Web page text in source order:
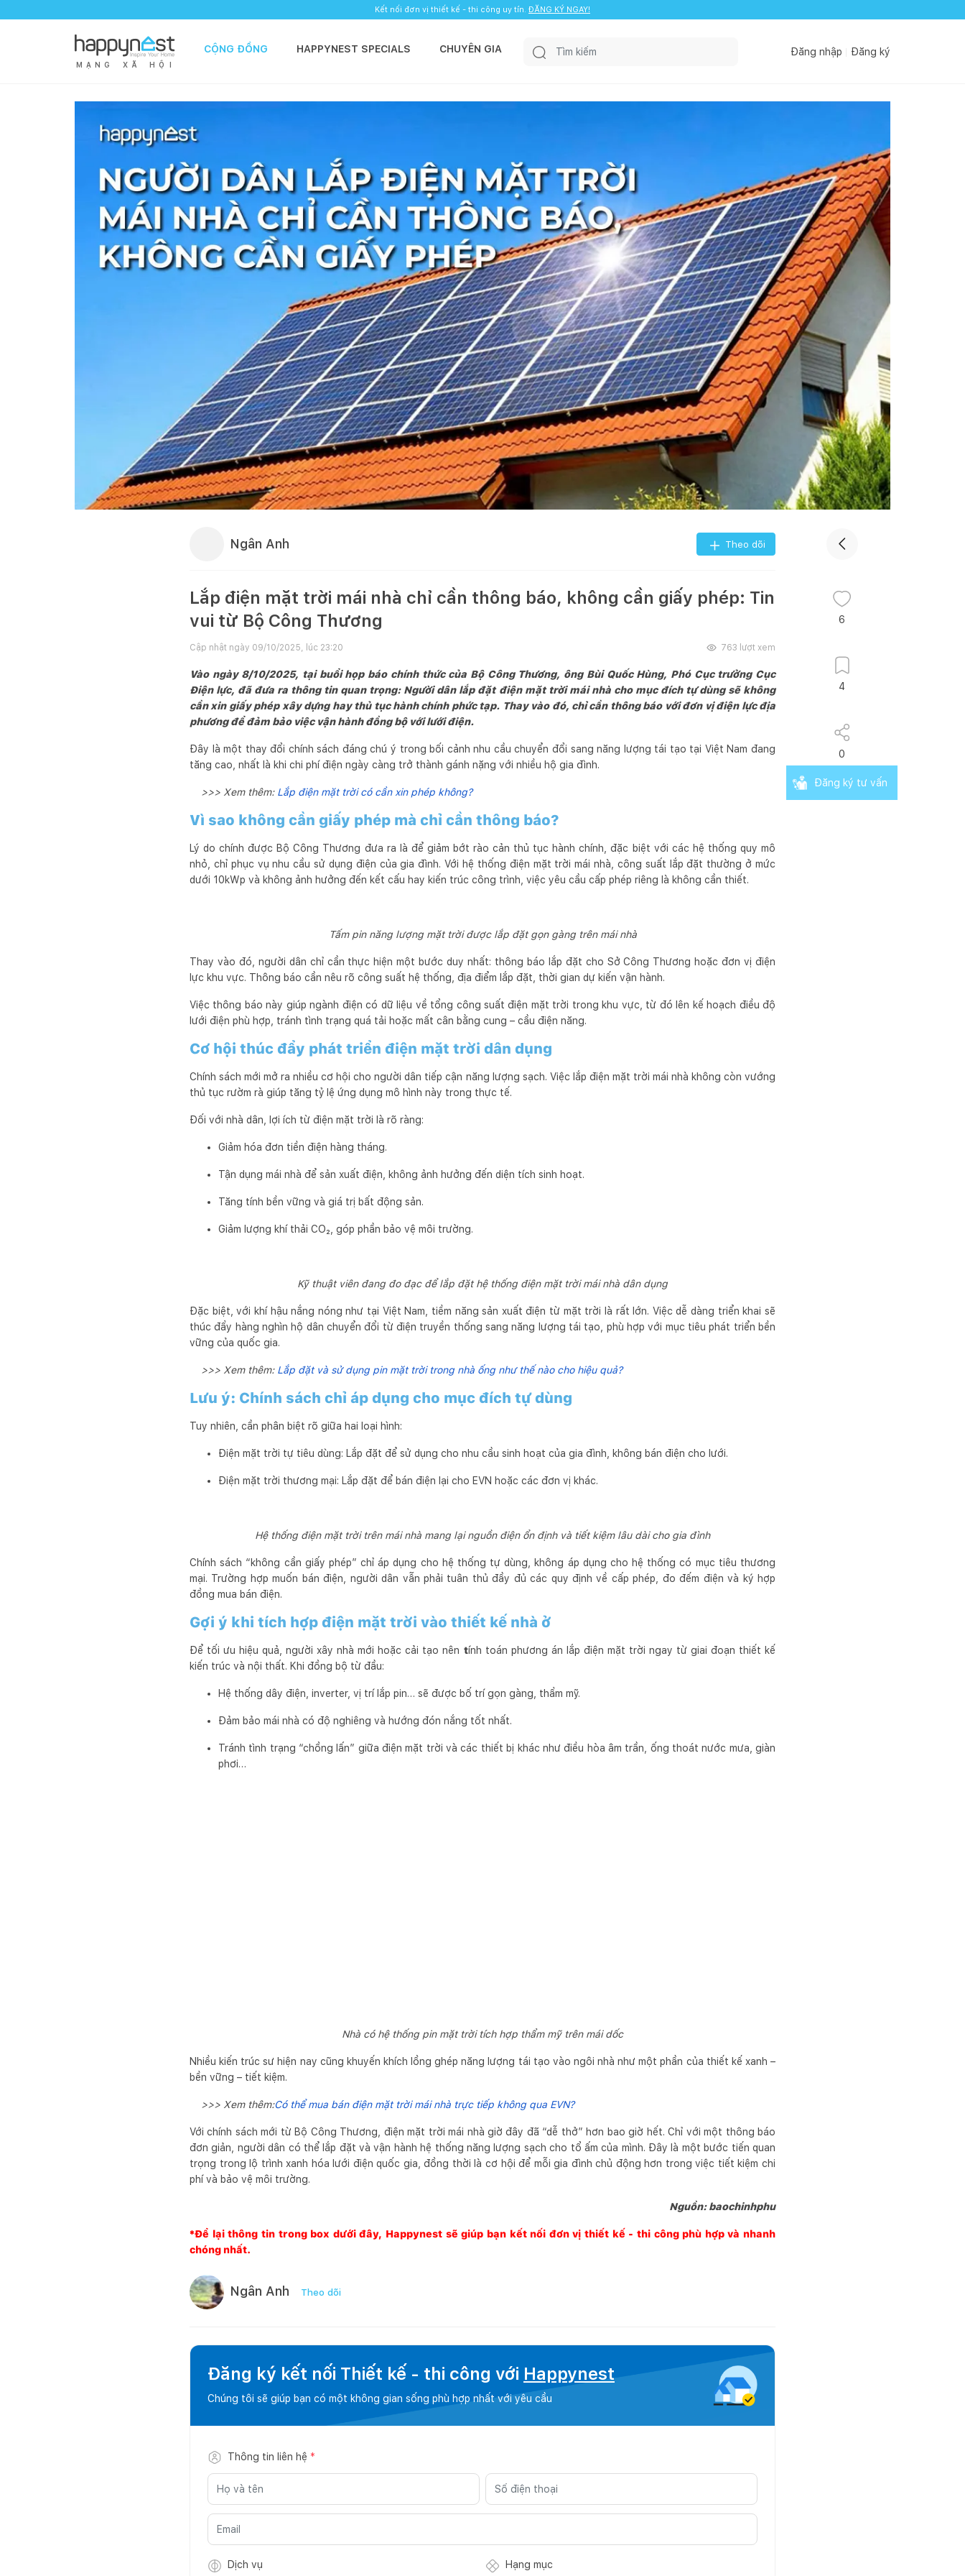
Kết nối đơn vị thiết kế - thi công uy tín. ĐĂNG KÝ NGAY!
M Ạ N G X Ã H Ộ I
CỘNG ĐỒNG HAPPYNEST SPECIALS CHUYÊN GIA Đăng nhập Đăng ký
Ngân Anh Theo dõi
Lắp điện mặt trời mái nhà chỉ cần thông báo, không cần giấy phép: Tin
vui từ Bộ Công Thương
Cập nhật ngày 09/10/2025, lúc 23:20 763 lượt xem
Vào ngày 8/10/2025, tại buổi họp báo chính thức của Bộ Công Thương, ông Bùi Quốc Hùng, Phó Cục trưởng Cục
Điện lực, đã đưa ra thông tin quan trọng: Người dân lắp đặt điện mặt trời mái nhà cho mục đích tự dùng sẽ không
cần xin giấy phép xây dựng hay thủ tục hành chính phức tạp. Thay vào đó, chỉ cần thông báo với đơn vị điện lực địa
phương để đảm bảo việc vận hành đồng bộ với lưới điện.
Đây là một thay đổi chính sách đáng chú ý trong bối cảnh nhu cầu chuyển đổi sang năng lượng tái tạo tại Việt Nam đang
tăng cao, nhất là khi chi phí điện ngày càng trở thành gánh nặng với nhiều hộ gia đình.
>>> Xem thêm: Lắp điện mặt trời có cần xin phép không?
Vì sao không cần giấy phép mà chỉ cần thông báo?
Lý do chính được Bộ Công Thương đưa ra là để giảm bớt rào cản thủ tục hành chính, đặc biệt với các hệ thống quy mô
nhỏ, chỉ phục vụ nhu cầu sử dụng điện của gia đình. Với hệ thống điện mặt trời mái nhà, công suất lắp đặt thường ở mức
dưới 10kWp và không ảnh hưởng đến kết cấu hay kiến trúc công trình, việc yêu cầu cấp phép riêng là không cần thiết.
Tấm pin năng lượng mặt trời được lắp đặt gọn gàng trên mái nhà
Thay vào đó, người dân chỉ cần thực hiện một bước duy nhất: thông báo lắp đặt cho Sở Công Thương hoặc đơn vị điện
lực khu vực. Thông báo cần nêu rõ công suất hệ thống, địa điểm lắp đặt, thời gian dự kiến vận hành.
Việc thông báo này giúp ngành điện có dữ liệu về tổng công suất điện mặt trời trong khu vực, từ đó lên kế hoạch điều độ
lưới điện phù hợp, tránh tình trạng quá tải hoặc mất cân bằng cung – cầu điện năng.
Cơ hội thúc đẩy phát triển điện mặt trời dân dụng
Chính sách mới mở ra nhiều cơ hội cho người dân tiếp cận năng lượng sạch. Việc lắp điện mặt trời mái nhà không còn vướng
thủ tục rườm rà giúp tăng tỷ lệ ứng dụng mô hình này trong thực tế.
Đối với nhà dân, lợi ích từ điện mặt trời là rõ ràng:
Giảm hóa đơn tiền điện hàng tháng.
Tận dụng mái nhà để sản xuất điện, không ảnh hưởng đến diện tích sinh hoạt.
Tăng tính bền vững và giá trị bất động sản.
Giảm lượng khí thải CO₂, góp phần bảo vệ môi trường.
Kỹ thuật viên đang đo đạc để lắp đặt hệ thống điện mặt trời mái nhà dân dụng
Đặc biệt, với khí hậu nắng nóng như tại Việt Nam, tiềm năng sản xuất điện từ mặt trời là rất lớn. Việc dễ dàng triển khai sẽ
thúc đẩy hàng nghìn hộ dân chuyển đổi từ điện truyền thống sang năng lượng tái tạo, phù hợp với mục tiêu phát triển bền
vững của quốc gia.
>>> Xem thêm: Lắp đặt và sử dụng pin mặt trời trong nhà ống như thế nào cho hiệu quả?
Lưu ý: Chính sách chỉ áp dụng cho mục đích tự dùng
Tuy nhiên, cần phân biệt rõ giữa hai loại hình:
Điện mặt trời tự tiêu dùng: Lắp đặt để sử dụng cho nhu cầu sinh hoạt của gia đình, không bán điện cho lưới.
Điện mặt trời thương mại: Lắp đặt để bán điện lại cho EVN hoặc các đơn vị khác.
Hệ thống điện mặt trời trên mái nhà mang lại nguồn điện ổn định và tiết kiệm lâu dài cho gia đình
Chính sách “không cần giấy phép” chỉ áp dụng cho hệ thống tự dùng, không áp dụng cho hệ thống có mục tiêu thương
mại. Trường hợp muốn bán điện, người dân vẫn phải tuân thủ đầy đủ các quy định về cấp phép, đo đếm điện và ký hợp
đồng mua bán điện.
Gợi ý khi tích hợp điện mặt trời vào thiết kế nhà ở
Để tối ưu hiệu quả, người xây nhà mới hoặc cải tạo nên tính toán phương án lắp điện mặt trời ngay từ giai đoạn thiết kế
kiến trúc và nội thất. Khi đồng bộ từ đầu:
Hệ thống dây điện, inverter, vị trí lắp pin… sẽ được bố trí gọn gàng, thẩm mỹ.
Đảm bảo mái nhà có độ nghiêng và hướng đón nắng tốt nhất.
Tránh tình trạng “chồng lấn” giữa điện mặt trời và các thiết bị khác như điều hòa âm trần, ống thoát nước mưa, giàn
phơi…
Nhà có hệ thống pin mặt trời tích hợp thẩm mỹ trên mái dốc
Nhiều kiến trúc sư hiện nay cũng khuyến khích lồng ghép năng lượng tái tạo vào ngôi nhà như một phần của thiết kế xanh –
bền vững – tiết kiệm.
>>> Xem thêm:Có thể mua bán điện mặt trời mái nhà trực tiếp không qua EVN?
Với chính sách mới từ Bộ Công Thương, điện mặt trời mái nhà giờ đây đã “dễ thở” hơn bao giờ hết. Chỉ với một thông báo
đơn giản, người dân có thể lắp đặt và vận hành hệ thống năng lượng sạch cho tổ ấm của mình. Đây là một bước tiến quan
trọng trong lộ trình xanh hóa lưới điện quốc gia, đồng thời là cơ hội để mỗi gia đình chủ động hơn trong việc tiết kiệm chi
phí và bảo vệ môi trường.
Nguồn: baochinhphu
*Để lại thông tin trong box dưới đây, Happynest sẽ giúp bạn kết nối đơn vị thiết kế - thi công phù hợp và nhanh
chóng nhất.
Ngân Anh Theo dõi
Đăng ký kết nối Thiết kế - thi công với Happynest
Chúng tôi sẽ giúp bạn có một không gian sống phù hợp nhất với yêu cầu
Thông tin liên hệ *
Dịch vụ Hạng mục
6
4
0
Đăng ký tư vấn